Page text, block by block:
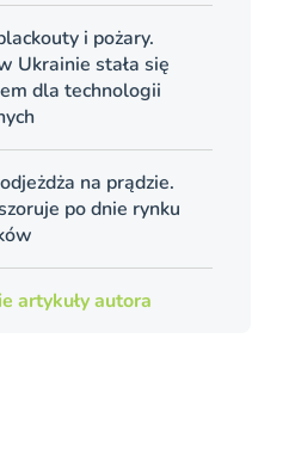
i pożary.
Ukrainie stała się
dla technologii
na prądzie.
po dnie rynku
artykuły autora